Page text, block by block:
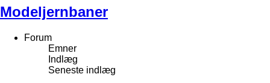
Modeljernbaner
Forum
Emner
Indlæg
Seneste indlæg